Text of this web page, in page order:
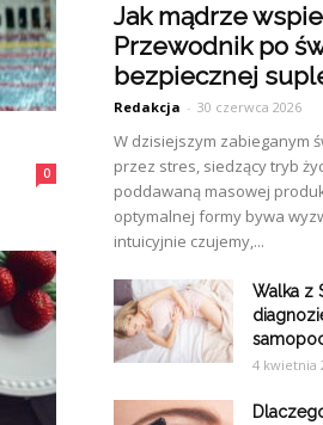
0
Jak mądrze
Przewodnik po
bezpiecznej
Redakcja - 30 czerwca 2026
W dzisiejszym zabieganym
przez stres, siedzący tryb
poddawaną masowej
optymalnej formy bywa
intuicyjnie czujemy,...
Walka z
4 kwietnia